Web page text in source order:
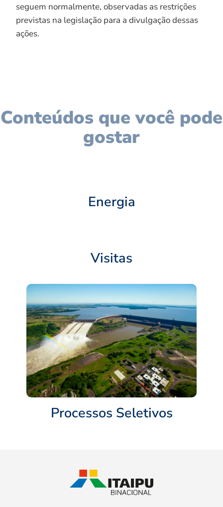
seguem normalmente, observadas as restrições
previstas na legislação para a divulgação dessas
ações.
Conteúdos que você pode
gostar
Energia
Visitas
Processos Seletivos